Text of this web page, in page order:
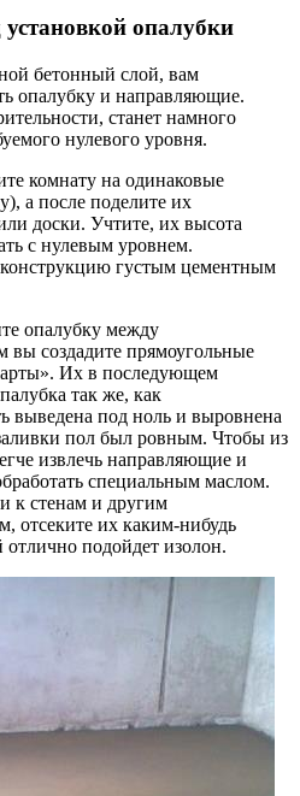
опалубки
бетонный слой, вам
опалубку и направляющие.
станет намного
нулевого уровня.
комнату на одинаковые
а после поделите их
доски. Учтите, их высота
с нулевым уровнем.
густым цементным
опалубку между
создадите прямоугольные
Их в последующем
так же, как
выведена под ноль и выровнена
пол был ровным. Чтобы из
извлечь направляющие и
специальным маслом.
к стенам и другим
отсеките их каким-нибудь
подойдет изолон.